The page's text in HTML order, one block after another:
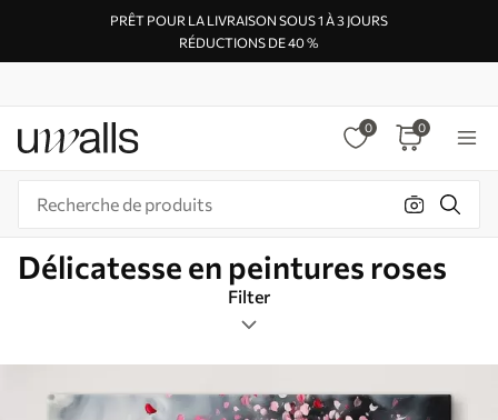
PRÊT POUR LA LIVRAISON SOUS 1 À 3 JOURS
RÉDUCTIONS DE 40 %
0 0
Délicatesse en peintures roses
Filter
Étiquettes de design
Format de l’image